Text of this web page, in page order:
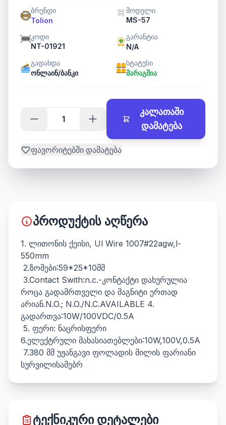
ბრენდი
Tolion
მოდელი
MS-57
კოდი
NT-01921
გარანტია
N/A
გადახდა
ონლაინ/ბანკი
სტატუსი
მარაგშია
კალათაში
დამატება
ფავორიტებში დამატება
პროდუქტის აღწერა
1. ლითონის ქეისი, Ul Wire 1007#22agw,l-
550mm
2.ზომები:59*25*10მმ
3.Contact Swith:n.c.-კონტაქტი დახურულია
როცა გადამრთველი და მაგნიტი ერთად
არიან.N.O.; N.O./N.C.AVAILABLE 4.
გადართვა:10W/100VDC/0.5A
5. ფერი: ნაცრისფერი
6.ელექტრული მახასიათებლები:10W,100V,0.5A
7.380 მმ უჟანგავი ფოლადის მილის ფარიანი
სურვილისამებრ
ტექნიკური დეტალები